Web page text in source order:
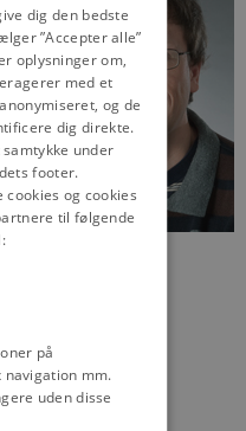
ca. 1600-1679
DANISH
dig den bedste
”Accepter alle”
oplysninger om,
med et
og de
dig direkte.
under
footer.
og cookies
til følgende
på
mm.
uden disse